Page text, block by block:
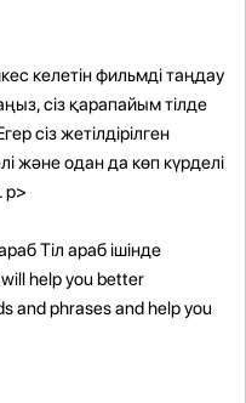
келетін фильмді таңдау
сіз қарапайым тілде
сіз жетілдірілген
және одан да көп күрделі
p>
Тіл араб ішінде
help you better
and phrases and help you